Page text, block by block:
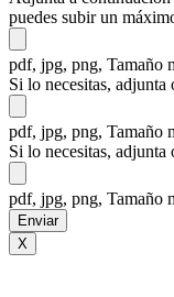
puedes subir un
pdf, jpg, png, Tamaño
Si lo necesitas,
pdf, jpg, png, Tamaño
Si lo necesitas,
pdf, jpg, png, Tamaño
X